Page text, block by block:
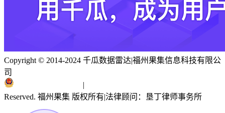
Copyright © 2014-2024 千瓜数据雷达|福州果集信息科技有限公
司
|
Reserved. 福州果集 版权所有|法律顾问：垦丁律师事务所